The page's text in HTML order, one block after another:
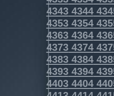
43434344
43534354
43634364
43734374
43834384
43934394
44034404